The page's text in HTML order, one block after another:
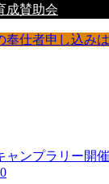
成賛助会
仕者申し込みは
ンプラリー開